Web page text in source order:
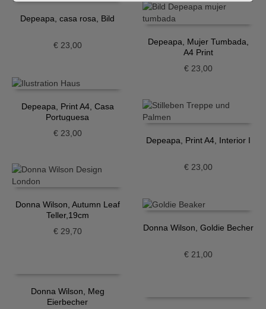
Depeapa, casa rosa, Bild
€23,00
Depeapa, Mujer Tumbada,
A4 Print
€ 23,00
Depeapa, Print A4, Casa
Portuguesa
€23,00
Depeapa, Print A4, Interior I
€ 23,00
Donna Wilson, Autumn Leaf
Teller,19cm
€29,70 Donna Wilson, Goldie Becher
€ 21,00
Donna Wilson, Meg
Eierbecher